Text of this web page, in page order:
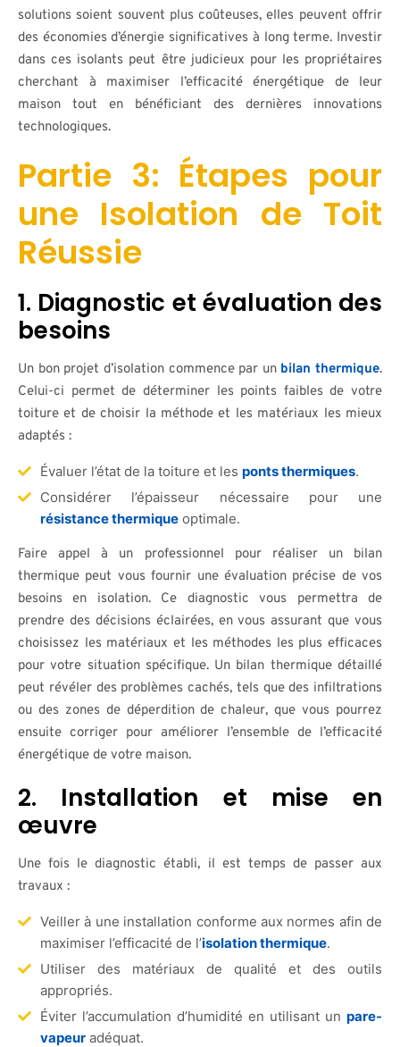
solutions soient souvent plus coûteuses, elles peuvent offrir
des économies d’énergie significatives à long terme. Investir
dans ces isolants peut être judicieux pour les propriétaires
cherchant à maximiser l’efficacité énergétique de leur
maison tout en bénéficiant des dernières innovations
technologiques.
Partie 3: Étapes pour
une Isolation de Toit
Réussie
1. Diagnostic et évaluation des
besoins
Un bon projet d’isolation commence par un bilan thermique.
Celui-ci permet de déterminer les points faibles de votre
toiture et de choisir la méthode et les matériaux les mieux
adaptés :
Évaluer l’état de la toiture et les ponts thermiques.
Considérer l’épaisseur nécessaire pour une
résistance thermique optimale.
Faire appel à un professionnel pour réaliser un bilan
thermique peut vous fournir une évaluation précise de vos
besoins en isolation. Ce diagnostic vous permettra de
prendre des décisions éclairées, en vous assurant que vous
choisissez les matériaux et les méthodes les plus efficaces
pour votre situation spécifique. Un bilan thermique détaillé
peut révéler des problèmes cachés, tels que des infiltrations
ou des zones de déperdition de chaleur, que vous pourrez
ensuite corriger pour améliorer l’ensemble de l’efficacité
énergétique de votre maison.
2. Installation et mise en
œuvre
Une fois le diagnostic établi, il est temps de passer aux
travaux :
Veiller à une installation conforme aux normes afin de
maximiser l’efficacité de l’isolation thermique.
Utiliser des matériaux de qualité et des outils
appropriés.
Éviter l’accumulation d’humidité en utilisant un pare-
vapeur adéquat.